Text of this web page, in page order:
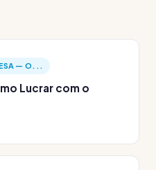
— O...
Lucrar com o